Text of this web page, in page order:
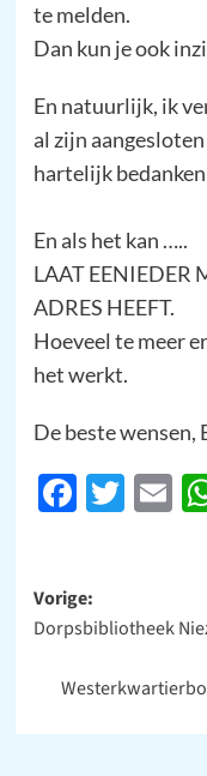
te melden.
Dan kun je ook
En natuurlijk, ik
al zijn
hartelijk
En als het kan …..
LAAT EENIEDER
ADRES HEEFT.
Hoeveel te meer
het werkt.
De beste wensen,
Bericht
navigatie
Vorige:
Dorpsbibliotheek